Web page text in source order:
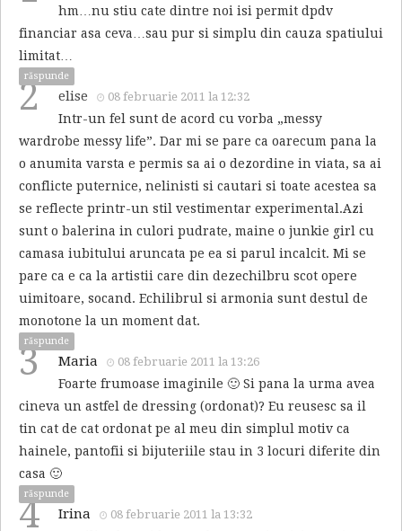
hm…nu stiu cate dintre noi isi permit dpdv
financiar asa ceva…sau pur si simplu din cauza spatiului
limitat…
răspunde
2 elise 08 februarie 2011 la 12:32
Intr-un fel sunt de acord cu vorba „messy
wardrobe messy life”. Dar mi se pare ca oarecum pana la
o anumita varsta e permis sa ai o dezordine in viata, sa ai
conflicte puternice, nelinisti si cautari si toate acestea sa
se reflecte printr-un stil vestimentar experimental.Azi
sunt o balerina in culori pudrate, maine o junkie girl cu
camasa iubitului aruncata pe ea si parul incalcit. Mi se
pare ca e ca la artistii care din dezechilbru scot opere
uimitoare, socand. Echilibrul si armonia sunt destul de
monotone la un moment dat.
răspunde
3 Maria 08 februarie 2011 la 13:26
Foarte frumoase imaginile 🙂 Si pana la urma avea
cineva un astfel de dressing (ordonat)? Eu reusesc sa il
tin cat de cat ordonat pe al meu din simplul motiv ca
hainele, pantofii si bijuteriile stau in 3 locuri diferite din
casa 🙂
răspunde
4 Irina 08 februarie 2011 la 13:32